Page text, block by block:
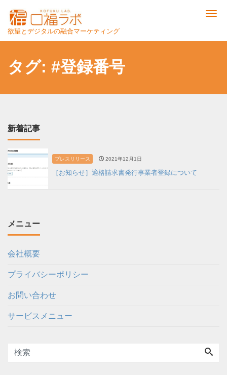
欲望とデジタルの融合マーケティング
タグ: #登録番号
新着記事
プレスリリース 2021年12月1日
［お知らせ］適格請求書発行事業者登録について
メニュー
会社概要
プライバシーポリシー
お問い合わせ
サービスメニュー